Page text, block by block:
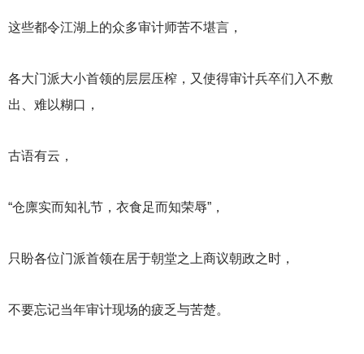
这些都令江湖上的众多审计师苦不堪言，
各大门派大小首领的层层压榨，又使得审计兵卒们入不敷
出、难以糊口，
古语有云，
“仓廪实而知礼节，衣食足而知荣辱”，
只盼各位门派首领在居于朝堂之上商议朝政之时，
不要忘记当年审计现场的疲乏与苦楚。